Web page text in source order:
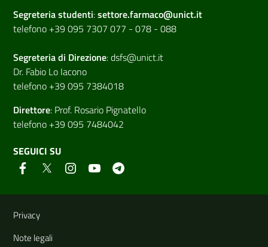
Segreteria studenti:settore.farmaco@unict.it
telefono +39 095 7307 077 - 078 - 088
Segreteria di Direzione:dsfs@unict.it
Dr. Fabio Lo Iacono
telefono +39 095 7384018
Direttore: Prof. Rosario Pignatello
telefono +39 095 7484042
SEGUICI SU
Link e informazioni utili
Privacy
Note legali